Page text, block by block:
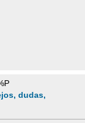
dudas,